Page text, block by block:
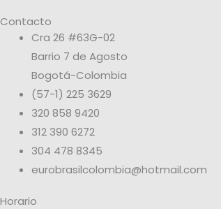
Contacto
Cra 26 #63G-02
Barrio 7 de Agosto
Bogotá-Colombia
(57-1) 225 3629
320 858 9420
312 390 6272
304 478 8345
eurobrasilcolombia@hotmail.com
Horario